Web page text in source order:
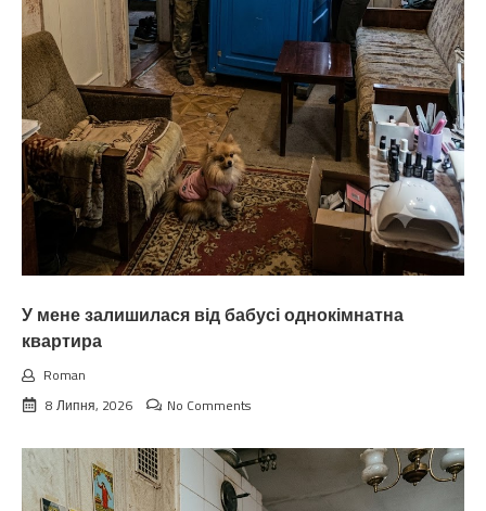
У мене залишилася від бабусі однокімнатна
квартира
Roman
8 Липня, 2026
No Comments